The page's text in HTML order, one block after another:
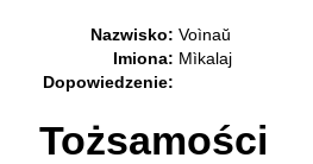
Nazwisko: Voìnaŭ
Imiona: Mìkalaj
Dopowiedzenie:
Tożsamości